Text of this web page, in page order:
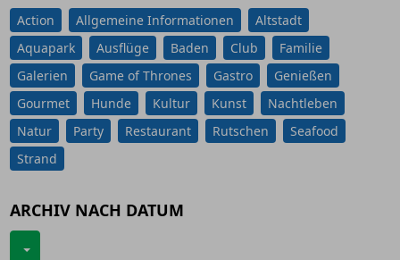
Action Allgemeine Informationen
Altstadt
Aquapark
Ausflüge Baden Club
Familie
Galerien
Game of Thrones Gastro
Genießen
Gourmet
Hunde Kultur Kunst
Nachtleben
Natur
Party Restaurant Rutschen
Seafood
Strand
ARCHIV NACH DATUM